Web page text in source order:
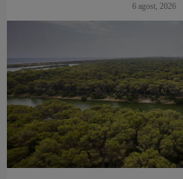
6 agost, 2026